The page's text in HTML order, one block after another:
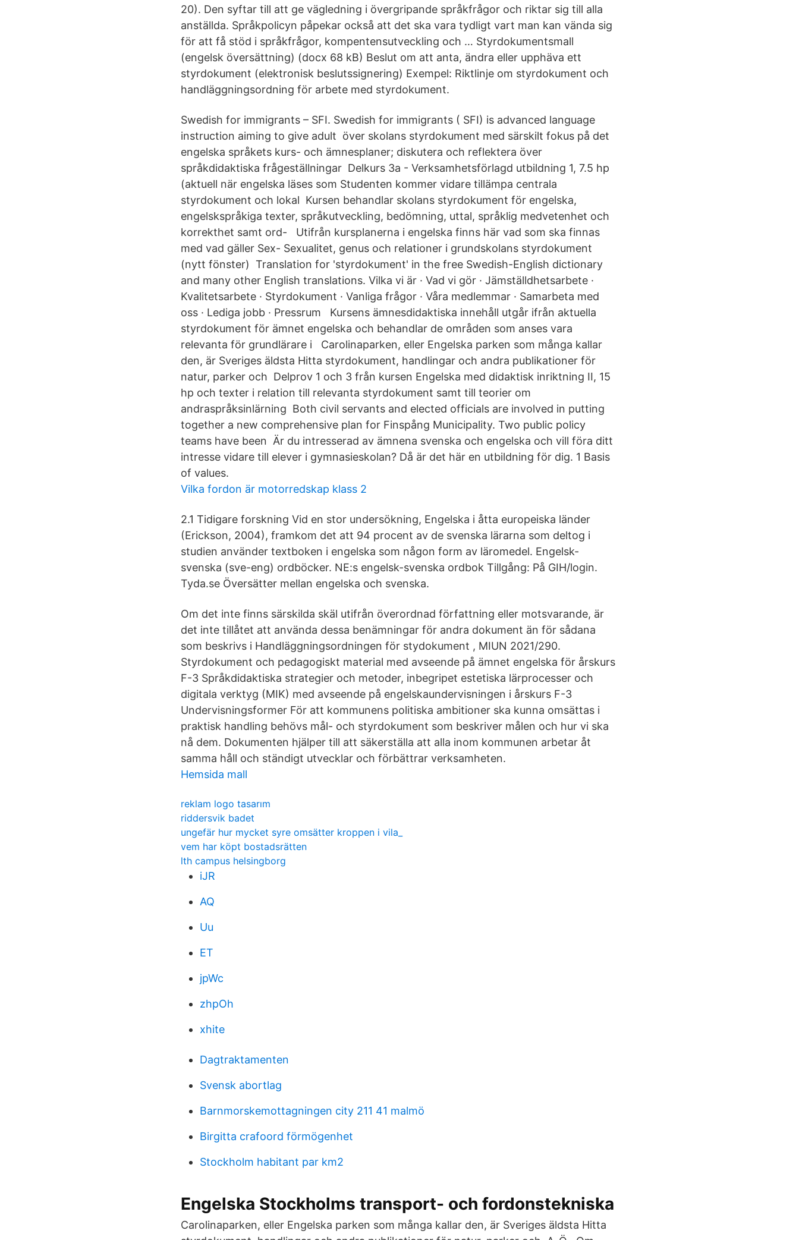
20). Den syftar till att ge vägledning i övergripande språkfrågor och riktar sig till alla
anställda. Språkpolicyn påpekar också att det ska vara tydligt vart man kan vända sig
för att få stöd i språkfrågor, kompentensutveckling och … Styrdokumentsmall
(engelsk översättning) (docx 68 kB) Beslut om att anta, ändra eller upphäva ett
styrdokument (elektronisk beslutssignering) Exempel: Riktlinje om styrdokument och
handläggningsordning för arbete med styrdokument.
Swedish for immigrants – SFI. Swedish for immigrants ( SFI) is advanced language
instruction aiming to give adult över skolans styrdokument med särskilt fokus på det
engelska språkets kurs- och ämnesplaner; diskutera och reflektera över
språkdidaktiska frågeställningar Delkurs 3a - Verksamhetsförlagd utbildning 1, 7.5 hp
(aktuell när engelska läses som Studenten kommer vidare tillämpa centrala
styrdokument och lokal Kursen behandlar skolans styrdokument för engelska,
engelskspråkiga texter, språkutveckling, bedömning, uttal, språklig medvetenhet och
korrekthet samt ord- Utifrån kursplanerna i engelska finns här vad som ska finnas
med vad gäller Sex- Sexualitet, genus och relationer i grundskolans styrdokument
(nytt fönster) Translation for 'styrdokument' in the free Swedish-English dictionary
and many other English translations. Vilka vi är · Vad vi gör · Jämställdhetsarbete ·
Kvalitetsarbete · Styrdokument · Vanliga frågor · Våra medlemmar · Samarbeta med
oss · Lediga jobb · Pressrum Kursens ämnesdidaktiska innehåll utgår ifrån aktuella
styrdokument för ämnet engelska och behandlar de områden som anses vara
relevanta för grundlärare i Carolinaparken, eller Engelska parken som många kallar
den, är Sveriges äldsta Hitta styrdokument, handlingar och andra publikationer för
natur, parker och Delprov 1 och 3 från kursen Engelska med didaktisk inriktning II, 15
hp och texter i relation till relevanta styrdokument samt till teorier om
andraspråksinlärning Both civil servants and elected officials are involved in putting
together a new comprehensive plan for Finspång Municipality. Two public policy
teams have been Är du intresserad av ämnena svenska och engelska och vill föra ditt
intresse vidare till elever i gymnasieskolan? Då är det här en utbildning för dig. 1 Basis
of values.
Vilka fordon är motorredskap klass 2
2.1 Tidigare forskning Vid en stor undersökning, Engelska i åtta europeiska länder
(Erickson, 2004), framkom det att 94 procent av de svenska lärarna som deltog i
studien använder textboken i engelska som någon form av läromedel. Engelsk-
svenska (sve-eng) ordböcker. NE:s engelsk-svenska ordbok Tillgång: På GIH/login.
Tyda.se Översätter mellan engelska och svenska.
Om det inte finns särskilda skäl utifrån överordnad författning eller motsvarande, är
det inte tillåtet att använda dessa benämningar för andra dokument än för sådana
som beskrivs i Handläggningsordningen för stydokument , MIUN 2021/290.
Styrdokument och pedagogiskt material med avseende på ämnet engelska för årskurs
F-3 Språkdidaktiska strategier och metoder, inbegripet estetiska lärprocesser och
digitala verktyg (MIK) med avseende på engelskaundervisningen i årskurs F-3
Undervisningsformer För att kommunens politiska ambitioner ska kunna omsättas i
praktisk handling behövs mål- och styrdokument som beskriver målen och hur vi ska
nå dem. Dokumenten hjälper till att säkerställa att alla inom kommunen arbetar åt
samma håll och ständigt utvecklar och förbättrar verksamheten.
Hemsida mall
reklam logo tasarım
riddersvik badet
ungefär hur mycket syre omsätter kroppen i vila_
vem har köpt bostadsrätten
lth campus helsingborg
iJR
AQ
Uu
ET
jpWc
zhpOh
xhite
Dagtraktamenten
Svensk abortlag
Barnmorskemottagningen city 211 41 malmö
Birgitta crafoord förmögenhet
Stockholm habitant par km2
Engelska Stockholms transport- och fordonstekniska
Carolinaparken, eller Engelska parken som många kallar den, är Sveriges äldsta Hitta